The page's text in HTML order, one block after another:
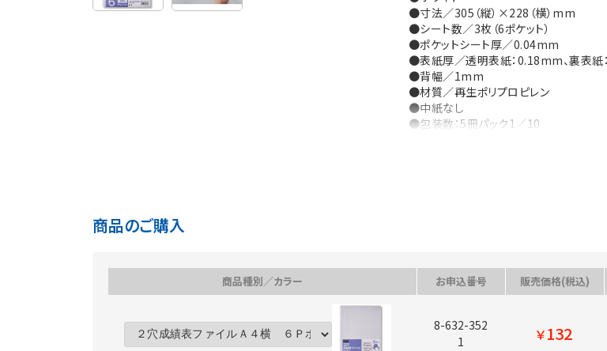
●寸法／305（縦）×228（横）mm
●シート数／3枚（6ポケット）
●ポケットシート厚／0.04mm
●表紙厚／透明表紙：0.18mm、裏表紙
●背幅／1mm
●材質／再生ポリプロピレン
●中紙なし
●包装数：5冊パック1／10
※ご利用の環境により、実物の色と異な
商品のご購入
商品種別／カラー お申込番号 販売価格(税込)
8-632-352
1
￥132